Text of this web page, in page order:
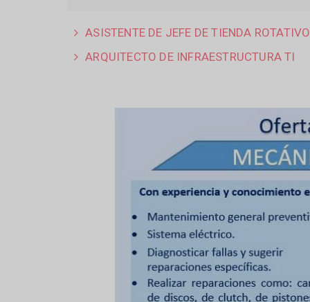
ASISTENTE DE JEFE DE TIENDA ROTATIVO
ARQUITECTO DE INFRAESTRUCTURA TI